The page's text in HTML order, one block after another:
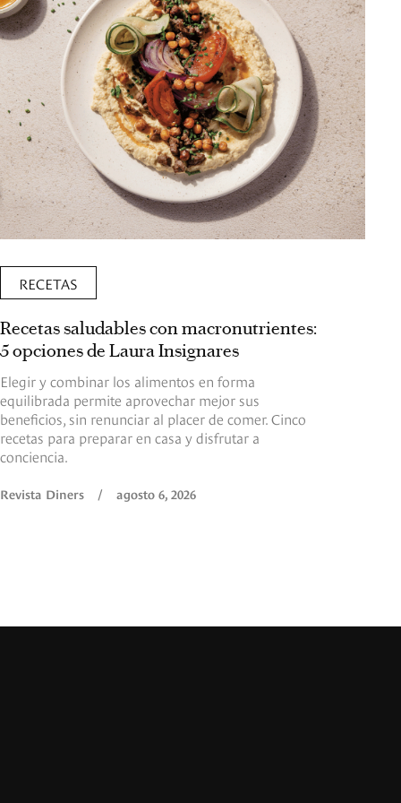
RECETAS
Recetas saludables con macronutrientes:
5 opciones de Laura Insignares
Elegir y combinar los alimentos en forma
equilibrada permite aprovechar mejor sus
beneficios, sin renunciar al placer de comer. Cinco
recetas para preparar en casa y disfrutar a
conciencia.
Revista Diners / agosto 6, 2026